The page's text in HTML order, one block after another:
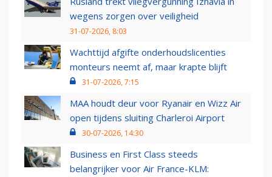
wegens zorgen over veiligheid
31-07-2026, 8:03
Wachttijd afgifte onderhoudslicenties
monteurs neemt af, maar krapte blijft
31-07-2026, 7:15
MAA houdt deur voor Ryanair en Wizz Air
open tijdens sluiting Charleroi Airport
30-07-2026, 14:30
Business en First Class steeds
belangrijker voor Air France-KLM: